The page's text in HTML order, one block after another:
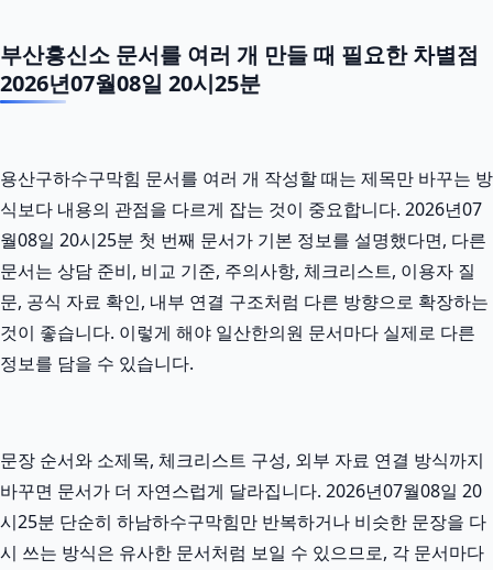
부산흥신소 문서를 여러 개 만들 때 필요한 차별점
2026년07월08일 20시25분
용산구하수구막힘 문서를 여러 개 작성할 때는 제목만 바꾸는 방
식보다 내용의 관점을 다르게 잡는 것이 중요합니다. 2026년07
월08일 20시25분 첫 번째 문서가 기본 정보를 설명했다면, 다른
문서는 상담 준비, 비교 기준, 주의사항, 체크리스트, 이용자 질
문, 공식 자료 확인, 내부 연결 구조처럼 다른 방향으로 확장하는
것이 좋습니다. 이렇게 해야 일산한의원 문서마다 실제로 다른
정보를 담을 수 있습니다.
문장 순서와 소제목, 체크리스트 구성, 외부 자료 연결 방식까지
바꾸면 문서가 더 자연스럽게 달라집니다. 2026년07월08일 20
시25분 단순히 하남하수구막힘만 반복하거나 비슷한 문장을 다
시 쓰는 방식은 유사한 문서처럼 보일 수 있으므로, 각 문서마다